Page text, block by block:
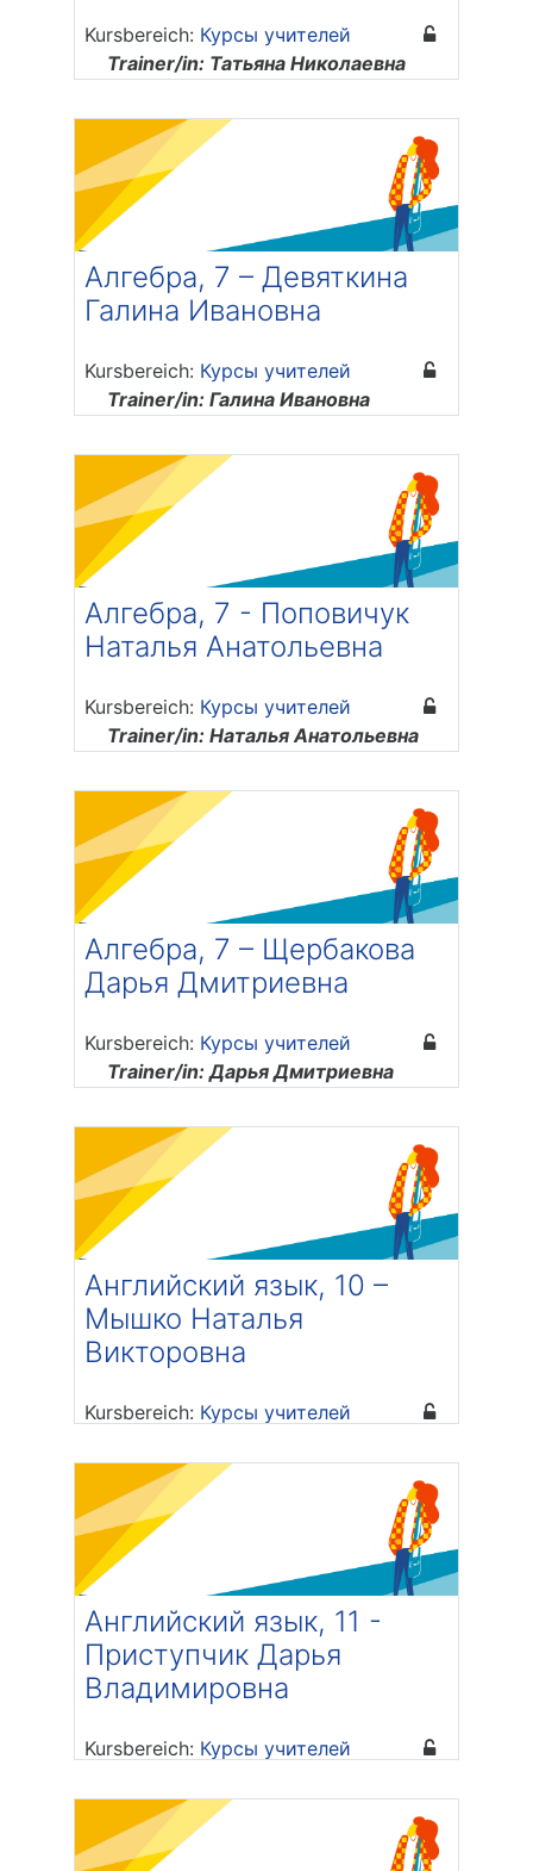
Kursbereich: Курсы учителей
Trainer/in: Татьяна Николаевна
Алгебра, 7 – Девяткина
Галина Ивановна
Kursbereich: Курсы учителей
Trainer/in: Галина Ивановна
Алгебра, 7 - Поповичук
Наталья Анатольевна
Kursbereich: Курсы учителей
Trainer/in: Наталья Анатольевна
Алгебра, 7 – Щербакова
Дарья Дмитриевна
Kursbereich: Курсы учителей
Trainer/in: Дарья Дмитриевна
Английский язык, 10 –
Мышко Наталья
Викторовна
Kursbereich: Курсы учителей
Мышко
Английский язык, 11 -
Приступчик Дарья
Владимировна
Kursbereich: Курсы учителей
Приступчик